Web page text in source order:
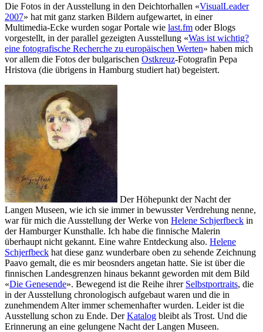
Die Fotos in der Ausstellung in den Deichtorhallen «VisualLeader
2007» hat mit ganz starken Bildern aufgewartet, in einer
Multimedia-Ecke wurden sogar Portale wie last.fm oder Blogs
vorgestellt, in der parallel gezeigten Ausstellung «Was ist wichtig?
eine fotografische Recherche zu europäischen Werten» haben mich
vor allem die Fotos der bulgarischen Ostkreuz-Fotografin Pepa
Hristova (die übrigens in Hamburg studiert hat) begeistert.
Der Höhepunkt der Nacht der
Langen Museen, wie ich sie immer in bewusster Verdrehung nenne,
war für mich die Ausstellung der Werke von Helene Schjerfbeck in
der Hamburger Kunsthalle. Ich habe die finnische Malerin
überhaupt nicht gekannt. Eine wahre Entdeckung also. Helene
Schjerfbeck hat diese ganz wunderbare oben zu sehende Zeichnung
Paavo gemalt, die es mir beosnders angetan hatte. Sie ist über die
finnischen Landesgrenzen hinaus bekannt geworden mit dem Bild
«Die Genesende». Bewegend ist die Reihe ihrer Selbstportraits, die
in der Ausstellung chronologisch aufgebaut waren und die in
zunehmendem Alter immer schemenhafter wurden. Leider ist die
Ausstellung schon zu Ende. DerKatalog bleibt als Trost. Und die
Erinnerung an eine gelungene Nacht der Langen Museen.